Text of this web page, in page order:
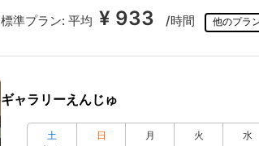
標準プラン:平均 ¥ 933 /時間 他のプラ
ギャラリーえんじゅ
土 日 月 火 水